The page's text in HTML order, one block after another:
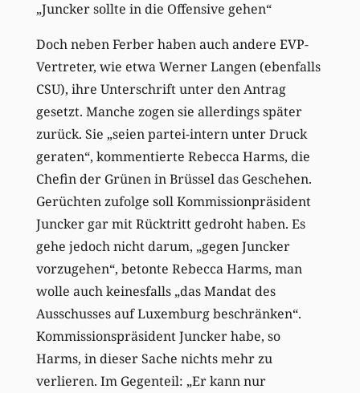
„Juncker sollte in die Offensive gehen“
Doch neben Ferber haben auch andere EVP-
Vertreter, wie etwa Werner Langen (ebenfalls
CSU), ihre Unterschrift unter den Antrag
gesetzt. Manche zogen sie allerdings später
zurück. Sie „seien partei-intern unter Druck
geraten“, kommentierte Rebecca Harms, die
Chefin der Grünen in Brüssel das Geschehen.
Gerüchten zufolge soll Kommissionpräsident
Juncker gar mit Rücktritt gedroht haben. Es
gehe jedoch nicht darum, „gegen Juncker
vorzugehen“, betonte Rebecca Harms, man
wolle auch keinesfalls „das Mandat des
Ausschusses auf Luxemburg beschränken“.
Kommissionspräsident Juncker habe, so
Harms, in dieser Sache nichts mehr zu
verlieren. Im Gegenteil: „Er kann nur